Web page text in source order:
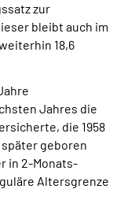
zur
bleibt auch im
18,6
Jahres die
die 1958
geboren
in 2-Monats-
Altersgrenze